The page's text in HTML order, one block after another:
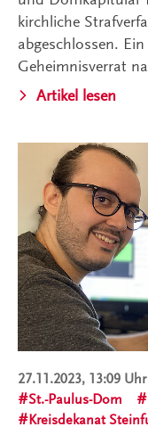
kirchliche
abgeschlossen.
Geheimnisverrat
Artikel lesen
27.11.2023, 13:09 Uhr
St.-Paulus-Dom
Kreisdekanat